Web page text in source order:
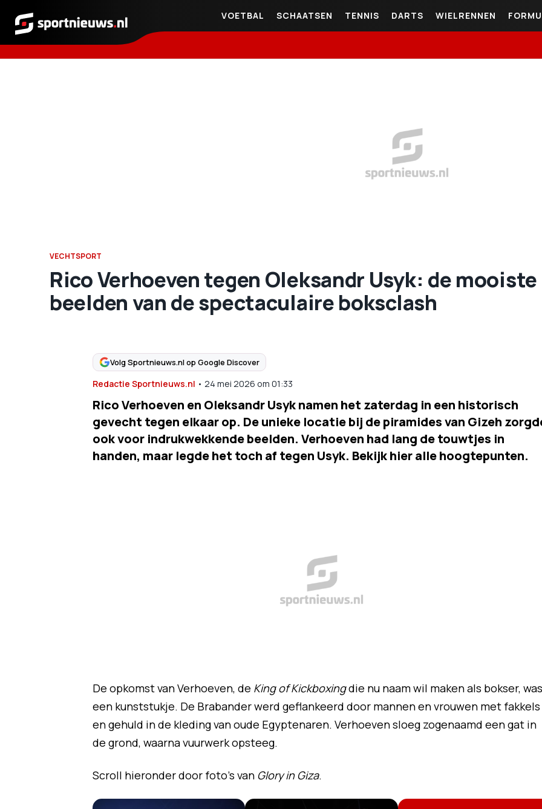
Sportnieuws.nl
VOETBAL SCHAATSEN TENNIS DARTS WIELRENNEN
VECHTSPORT
Rico Verhoeven tegen Oleksandr Usyk: de mooiste
beelden van de spectaculaire boksclash
Volg Sportnieuws.nl op Google Discover
Redactie Sportnieuws.nl • 24 mei 2026 om 01:33
Rico Verhoeven en Oleksandr Usyk namen het zaterdag in een historisch
gevecht tegen elkaar op. De unieke locatie bij de piramides van Gizeh
ook voor indrukwekkende beelden. Verhoeven had lang de touwtjes in
handen, maar legde het toch af tegen Usyk. Bekijk hier alle hoogtepunten.
De opkomst van Verhoeven, de King of Kickboxingdie nu naam wil maken als bokser, was
een kunststukje. De Brabander werd geflankeerd door mannen en vrouwen met fakkels
en gehuld in de kleding van oude Egyptenaren. Verhoeven sloeg zogenaamd een gat in
de grond, waarna vuurwerk opsteeg.
Scroll hieronder door foto's vanGlory in Giza.